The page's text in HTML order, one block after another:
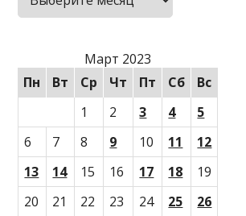
Март 2023
Пн
Вт Ср Чт Пт Сб
Вс
1
2 3 4
5
6
7 8 9 10 11
12
13
14 15 16 17 18
19
20
21 22 23 24 25 26